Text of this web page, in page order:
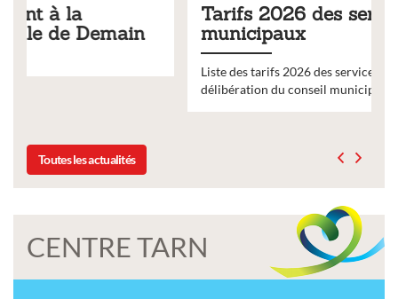
Tarifs 2026 des services
municipaux
Liste des tarifs 2026 des services municipaux,
délibération du conseil municipal du 19 décembre 2025
Toutes les actualités
CENTRE TARN